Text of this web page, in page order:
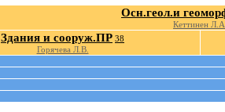
Осн.геол.и
Кеттинен
Здания и сооруж.ПР 38
Горячева Л.В.